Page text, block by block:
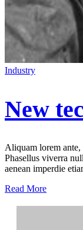
Industry
New
Aliquam lorem
Phasellus viverra
aenean imperdie
Read More